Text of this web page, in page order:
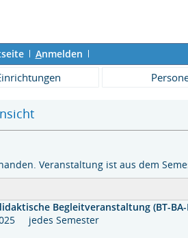
Anmelden
Veranstaltung ist aus dem
Begleitveranstaltung (BT-BA-
jedes Semester